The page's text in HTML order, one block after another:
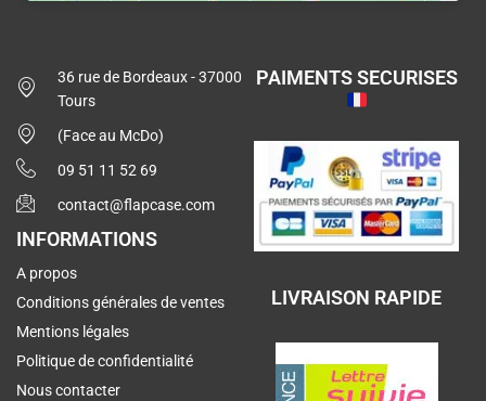
36 rue de Bordeaux - 37000
Tours
(Face au McDo)
09 51 11 52 69
contact@flapcase.com
INFORMATIONS
A propos
Conditions générales de ventes
Mentions légales
Politique de confidentialité
Nous contacter
PAIMENTS SECURISES
LIVRAISON RAPIDE